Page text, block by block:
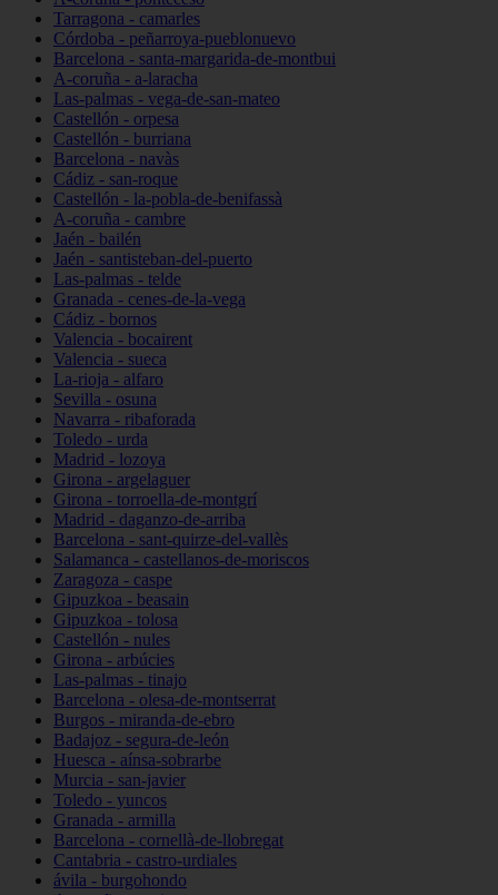
Tarragona - camarles
Córdoba - peñarroya-pueblonuevo
Barcelona - santa-margarida-de-montbui
A-coruña - a-laracha
Las-palmas - vega-de-san-mateo
Castellón - orpesa
Castellón - burriana
Barcelona - navàs
Cádiz - san-roque
Castellón - la-pobla-de-benifassà
A-coruña - cambre
Jaén - bailén
Jaén - santisteban-del-puerto
Las-palmas - telde
Granada - cenes-de-la-vega
Cádiz - bornos
Valencia - bocairent
Valencia - sueca
La-rioja - alfaro
Sevilla - osuna
Navarra - ribaforada
Toledo - urda
Madrid - lozoya
Girona - argelaguer
Girona - torroella-de-montgrí
Madrid - daganzo-de-arriba
Barcelona - sant-quirze-del-vallès
Salamanca - castellanos-de-moriscos
Zaragoza - caspe
Gipuzkoa - beasain
Gipuzkoa - tolosa
Castellón - nules
Girona - arbúcies
Las-palmas - tinajo
Barcelona - olesa-de-montserrat
Burgos - miranda-de-ebro
Badajoz - segura-de-león
Huesca - aínsa-sobrarbe
Murcia - san-javier
Toledo - yuncos
Granada - armilla
Barcelona - cornellà-de-llobregat
Cantabria - castro-urdiales
ávila - burgohondo